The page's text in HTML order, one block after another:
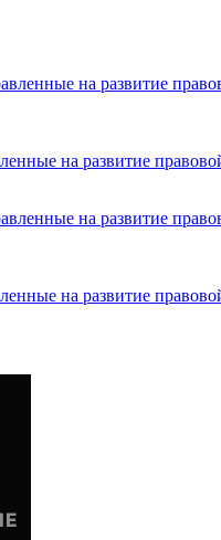
на развитие
на развитие